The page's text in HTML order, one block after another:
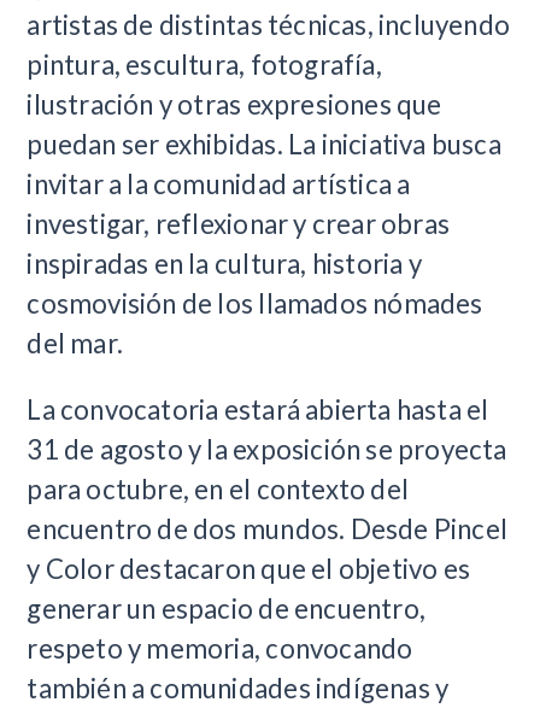
artistas de distintas técnicas, incluyendo
pintura, escultura, fotografía,
ilustración y otras expresiones que
puedan ser exhibidas. La iniciativa busca
invitar a la comunidad artística a
investigar, reflexionar y crear obras
inspiradas en la cultura, historia y
cosmovisión de los llamados nómades
del mar.
La convocatoria estará abierta hasta el
31 de agosto y la exposición se proyecta
para octubre, en el contexto del
encuentro de dos mundos. Desde Pincel
y Color destacaron que el objetivo es
generar un espacio de encuentro,
respeto y memoria, convocando
también a comunidades indígenas y